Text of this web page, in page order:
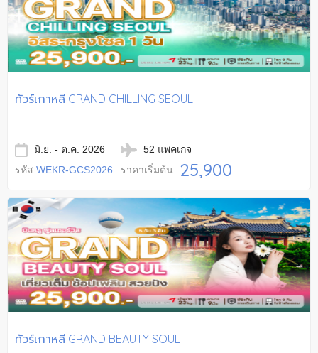
ทัวร์เกาหลี GRAND CHILLING SEOUL
มิ.ย. - ต.ค. 2026
52 แพคเกจ
รหัส WEKR-GCS2026 ราคาเริ่มต้น 25,900
ทัวร์เกาหลี GRAND BEAUTY SOUL